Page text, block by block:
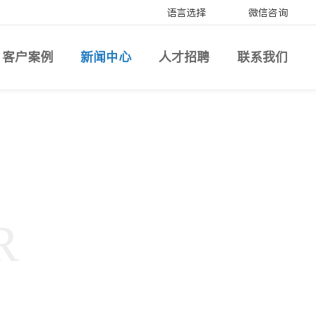
语言选择 微信咨询
客户案例 新闻中心 人才招聘 联系我们